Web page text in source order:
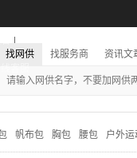
找网供 找服务商 资讯文
帆布包 胸包 腰包 户外运